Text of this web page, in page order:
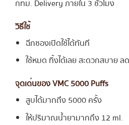
กทม. Delivery ภายใน 3 ชั่วโมง
วิธีใช้
ฉีกซองเปิดใช้ได้ทันที
ใช้หมด ทิ้งได้เลย สะดวกสบาย
จุดเด่นของ VMC 5000 Puffs
สูบได้มากถึง 5000 ครั้ง
ให้ปริมาณน้ำยามากถึง 12 ml.